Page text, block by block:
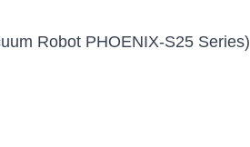
Robot PHOENIX-S25 Series)